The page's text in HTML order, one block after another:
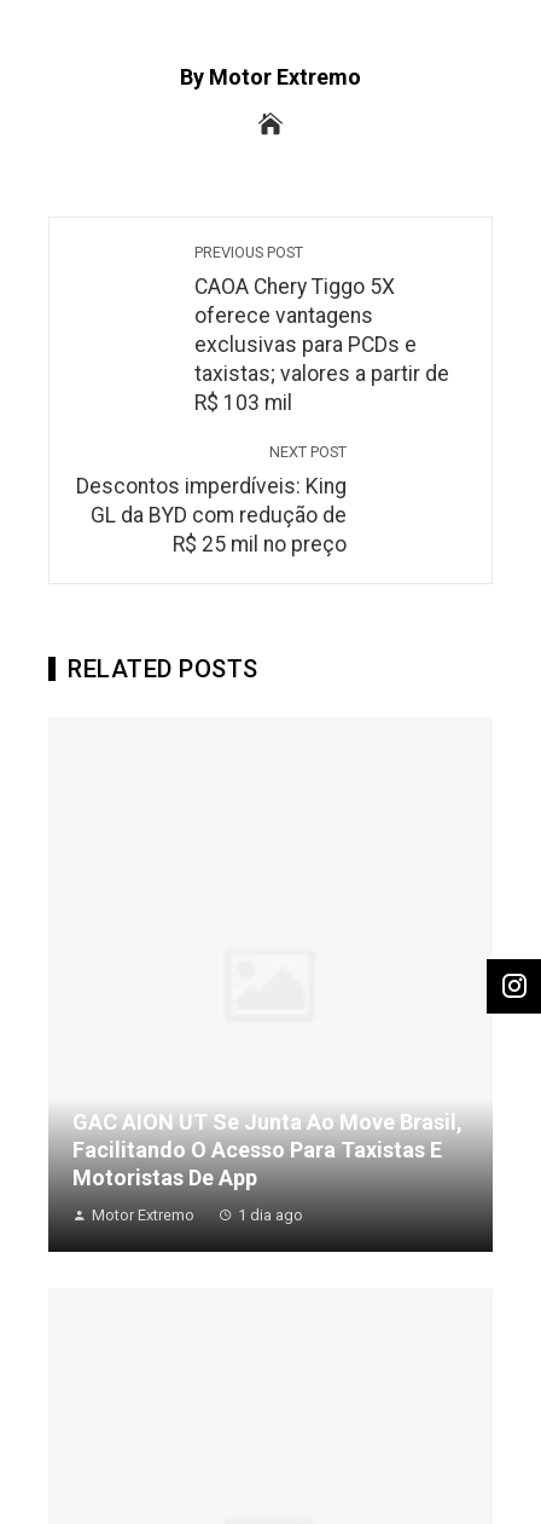
By Motor Extremo
PREVIOUS POST
CAOA Chery Tiggo 5X
oferece vantagens
exclusivas para PCDs e
taxistas; valores a partir de
R$ 103 mil
NEXT POST
Descontos imperdíveis: King
GL da BYD com redução de
R$ 25 mil no preço
RELATED POSTS
GAC AION UT Se Junta Ao Move Brasil,
Facilitando O Acesso Para Taxistas E
Motoristas De App
Motor Extremo 1 dia ago